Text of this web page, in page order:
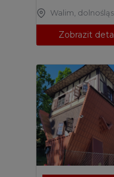
Walim,
Zobrazit